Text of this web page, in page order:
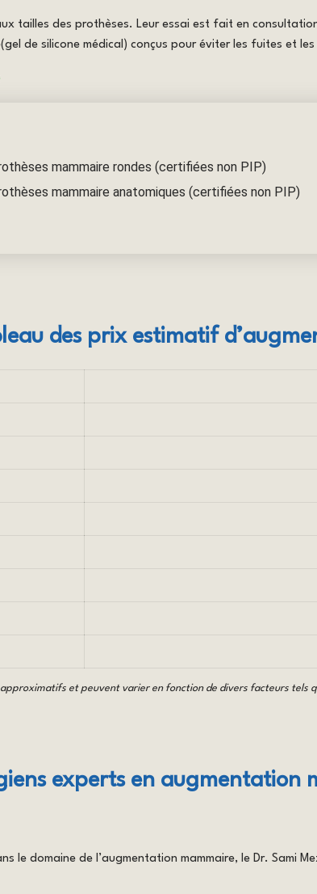
tailles des prothèses. Leur essai est fait en
de silicone médical) conçus pour éviter les fuites et les
mammaire rondes (certifiées non PIP)
mammaire anatomiques (certifiées non PIP)
des prix estimatif
et peuvent varier en fonction de divers facteurs tels
experts en augmentation
le domaine de l’augmentation mammaire, le Dr. Sami